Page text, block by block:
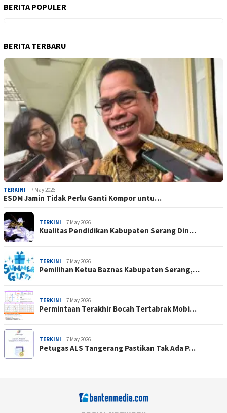
BERITA POPULER
BERITA TERBARU
TERKINI 7 May 2026
ESDM Jamin Tidak Perlu Ganti Kompor untu…
TERKINI 7 May 2026
Kualitas Pendidikan Kabupaten Serang Din…
TERKINI 7 May 2026
Pemilihan Ketua Baznas Kabupaten Serang,…
TERKINI 7 May 2026
Permintaan Terakhir Bocah Tertabrak Mobi…
TERKINI 7 May 2026
Petugas ALS Tangerang Pastikan Tak Ada P…